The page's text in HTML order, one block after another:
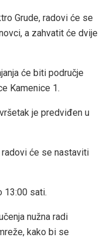
Grude, radovi će se
a zahvatit će dvije
će biti područje
Kamenice 1.
je predviđen u
radovi će se nastaviti
13:00 sati.
nužna radi
kako bi se